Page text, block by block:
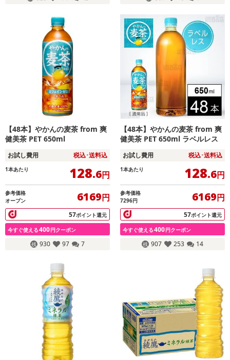
【48本】やかんの麦茶 from 爽
健美茶 PET 650ml
お試し費用 税込･送料込
1本あたり 128.6円
参考価格
オープン
6169円
57ポイント還元
今すぐ使える400円クーポン
930 97 7
【48本】やかんの麦茶 from 爽
健美茶 PET 650ml ラベルレス
お試し費用 税込･送料込
1本あたり 128.6円
参考価格
7296円
6169円
57ポイント還元
今すぐ使える400円クーポン
907 253 14